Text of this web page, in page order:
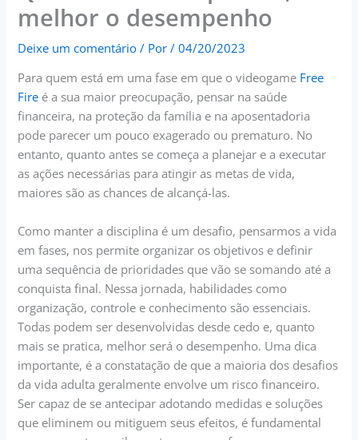
melhor o desempenho
Deixe um comentário / Por/04/20/2023
Para quem está em uma fase em que o videogame Free
Fire é a sua maior preocupação, pensar na saúde
financeira, na proteção da família e na aposentadoria
pode parecer um pouco exagerado ou prematuro. No
entanto, quanto antes se começa a planejar e a executar
as ações necessárias para atingir as metas de vida,
maiores são as chances de alcançá-las.
Como manter a disciplina é um desafio, pensarmos a vida
em fases, nos permite organizar os objetivos e definir
uma sequência de prioridades que vão se somando até a
conquista final. Nessa jornada, habilidades como
organização, controle e conhecimento são essenciais.
Todas podem ser desenvolvidas desde cedo e, quanto
mais se pratica, melhor será o desempenho. Uma dica
importante, é a constatação de que a maioria dos desafios
da vida adulta geralmente envolve um risco financeiro.
Ser capaz de se antecipar adotando medidas e soluções
que eliminem ou mitiguem seus efeitos, é fundamental